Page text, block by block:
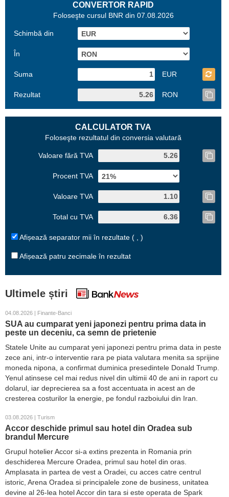
CONVERTOR RAPID
Foloseşte cursul BNR din 07.08.2026
Schimbă din
În
Suma EUR
Rezultat RON
CALCULATOR TVA
Foloseşte rezultatul din conversia valutară
Valoare fără TVA
Procent TVA
Valoare TVA
Total cu TVA
Afișează separator mii în rezultate ( , )
Afișează patru zecimale în rezultat
Ultimele știri
04.08.2026 | Finante-Banci
SUA au cumparat yeni japonezi pentru prima data in
peste un deceniu, ca semn de prietenie
Statele Unite au cumparat yeni japonezi pentru prima data in peste
zece ani, intr-o interventie rara pe piata valutara menita sa sprijine
moneda nipona, a confirmat duminica presedintele Donald Trump.
Yenul atinsese cel mai redus nivel din ultimii 40 de ani in raport cu
dolarul, iar deprecierea sa a fost accentuata in acest an de
cresterea costurilor la energie, pe fondul razboiului din Iran.
03.08.2026 | Turism
Accor deschide primul sau hotel din Oradea sub
brandul Mercure
Grupul hotelier Accor si-a extins prezenta in Romania prin
deschiderea Mercure Oradea, primul sau hotel din oras.
Amplasata in partea de vest a Oradei, cu acces catre centrul
istoric, Arena Oradea si principalele zone de business, unitatea
devine al 26-lea hotel Accor din tara si este operata de Spark